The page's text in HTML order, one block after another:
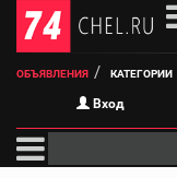
ОБЪЯВЛЕНИЯ КАТЕГОРИИ
Вход